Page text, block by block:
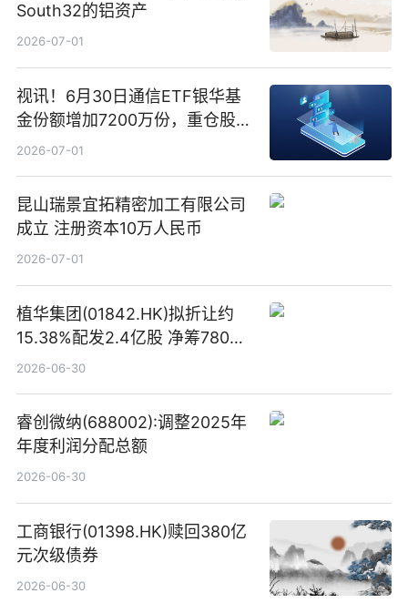
South32的铝资产
2026-07-01
视讯！6月30日通信ETF银华基
金份额增加7200万份，重仓股新
易盛、中际旭创、立讯精密
2026-07-01
昆山瑞景宜拓精密加工有限公司
成立 注册资本10万人民币
2026-07-01
植华集团(01842.HK)拟折让约
15.38%配发2.4亿股 净筹780万
港元
2026-06-30
睿创微纳(688002):调整2025年
年度利润分配总额
2026-06-30
工商银行(01398.HK)赎回380亿
元次级债券
2026-06-30